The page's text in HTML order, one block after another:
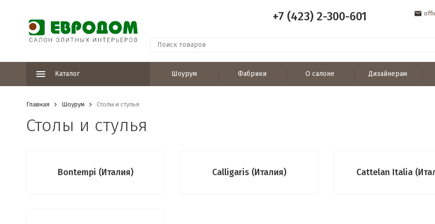
+7 (423) 2-300-601
Каталог Шоурум Фабрики О салоне Дизайнерам
Главная Шоурум Столы и стулья
Столы и стулья
Bontempi (Италия) Calligaris (Италия) Cattelan Italia